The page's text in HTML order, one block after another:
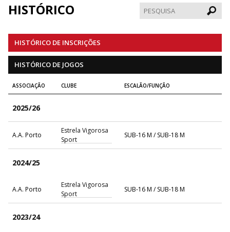
HISTÓRICO
HISTÓRICO DE INSCRIÇÕES
HISTÓRICO DE JOGOS
ASSOCIAÇÃO CLUBE ESCALÃO/FUNÇÃO
2025/26
A.A. Porto
Estrela Vigorosa
Sport
SUB-16 M / SUB-18 M
2024/25
A.A. Porto
Estrela Vigorosa
Sport
SUB-16 M / SUB-18 M
2023/24